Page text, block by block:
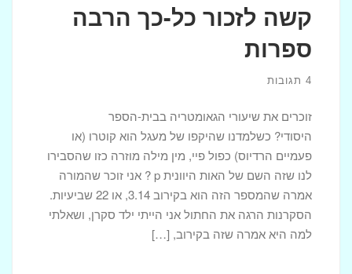
קשה לזכור כל-כך הרבה
ספרות
4 תגובות
זוכרים את שיעורי הגאומטריה בבית-הספר
היסודי? כשלמדנו שהיקפו של מעגל הוא קוטרו (או
פעמיים הרדיוס) כפול פיי, מין מילה מוזרה כזו שהסבירו
לנו שזה השם של האות היוונית p ? אני זוכר שהמורה
אמרה שהמספר הזה הוא בקירוב 3.14, או 22 שביעיות.
הסקרנות הרגה את החתול אני הייתי ילד סקרן, ושאלתי
למה היא אמרה שזה בקירוב, […]